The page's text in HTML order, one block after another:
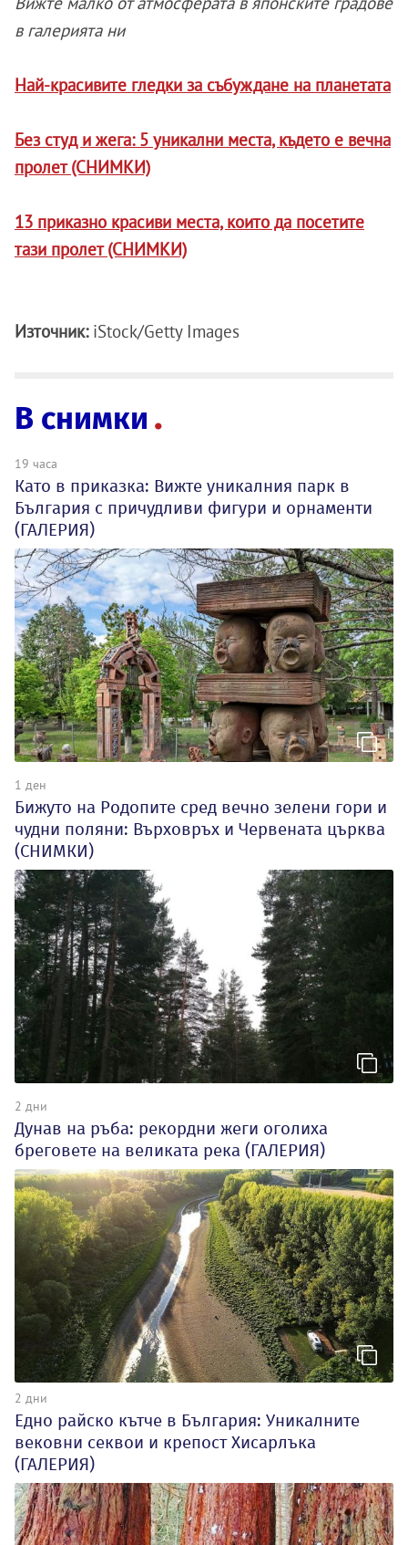
в галерията ни
Най-красивите гледки за събуждане на планетата
Без студ и жега: 5 уникални места, където е вечна
пролет (СНИМКИ)
13 приказно красиви места, които да посетите
тази пролет (СНИМКИ)
Източник: iStock/Getty Images
В снимки
19 часа
Като в приказка: Вижте уникалния парк в
България с причудливи фигури и орнаменти
(ГАЛЕРИЯ)
1 ден
Бижуто на Родопите сред вечно зелени гори и
чудни поляни: Върховръх и Червената църква
(СНИМКИ)
2 дни
Дунав на ръба: рекордни жеги оголиха
бреговете на великата река (ГАЛЕРИЯ)
2 дни
Едно райско кътче в България: Уникалните
вековни секвои и крепост Хисарлъка
(ГАЛЕРИЯ)